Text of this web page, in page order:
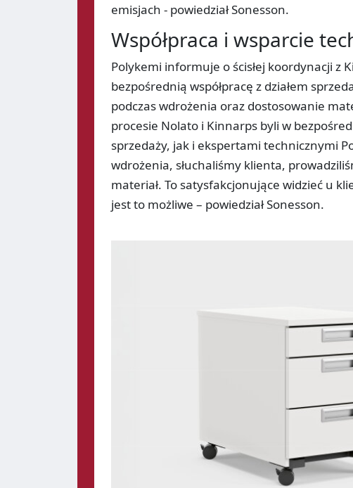
emisjach - powiedział Sonesson.
Współpraca i wsparcie
Polykemi informuje o ścisłej koordynacji z
bezpośrednią współpracę z działem
podczas wdrożenia oraz dostosowanie
procesie Nolato i Kinnarps byli w
sprzedaży, jak i ekspertami technicznymi
wdrożenia, słuchaliśmy klienta,
materiał. To satysfakcjonujące widzieć u
jest to możliwe – powiedział Sonesson.